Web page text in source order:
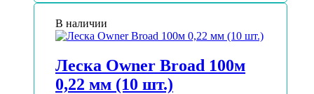
В наличии
Леска Owner Broad 100м
0,22 мм (10 шт.)